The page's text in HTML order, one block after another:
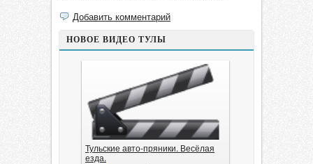
Добавить комментарий
НОВОЕ ВИДЕО ТУЛЫ
Тульские авто-пряники. Весёлая
езда.